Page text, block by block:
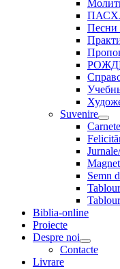
Песни
Suvenire
Magnet
Semn
Biblia-online
Proiecte
Despre noi
Contacte
Livrare